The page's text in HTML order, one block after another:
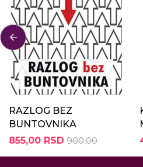
RAZLOG BEZ
BUNTOVNIKA
855,00 RSD 900,00